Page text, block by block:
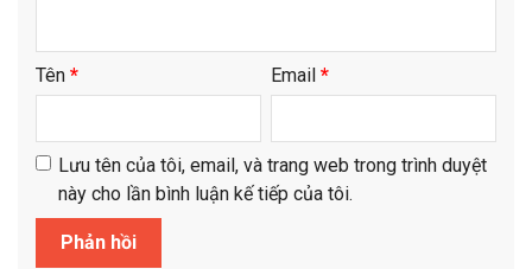
Tên * Email *
Lưu tên của tôi, email, và trang web trong trình duyệt
này cho lần bình luận kế tiếp của tôi.